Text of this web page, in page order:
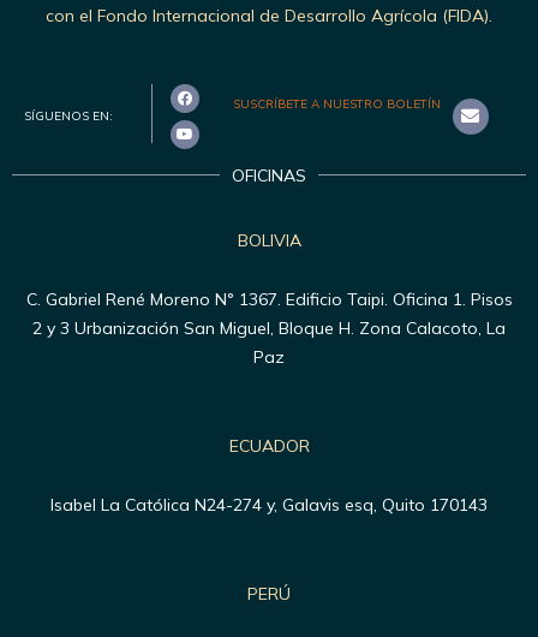
con el Fondo Internacional de Desarrollo Agrícola (FIDA).
SÍGUENOS EN:
SUSCRÍBETE A NUESTRO BOLETÍN
OFICINAS
BOLIVIA
C. Gabriel René Moreno N° 1367. Edificio Taipi. Oficina 1. Pisos
2 y 3 Urbanización San Miguel, Bloque H. Zona Calacoto, La
Paz
ECUADOR
Isabel La Católica N24-274 y, Galavis esq, Quito 170143
PERÚ